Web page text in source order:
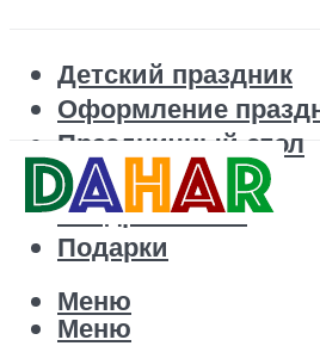
Детский праздник
Оформление
Праздничный стол
Корпоратив
Поздравления
Подарки
Меню
Меню